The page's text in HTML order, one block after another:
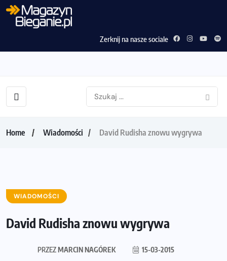
Zerknij na nasze sociale
Home Wiadomości David Rudisha znowu wygrywa
WIADOMOŚCI
David Rudisha znowu wygrywa
PRZEZMARCIN NAGÓREK 15-03-2015